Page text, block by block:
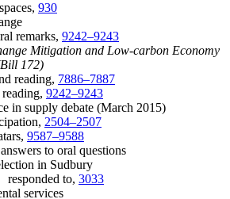
930
remarks, 9242–9243
Mitigation and Low-carbon Economy
172)
reading, 7886–7887
9242–9243
in supply debate (March 2015)
2504–2507
9587–9588
to oral questions
in Sudbury
responded to, 3033
services